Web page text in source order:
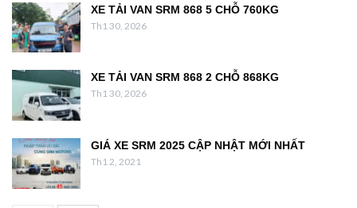
XE TẢI VAN SRM 868 5 CHỖ 760KG
Th1 30, 2026
XE TẢI VAN SRM 868 2 CHỖ 868KG
Th1 30, 2026
GIÁ XE SRM 2025 CẬP NHẬT MỚI NHẤT
Th1 2, 2021